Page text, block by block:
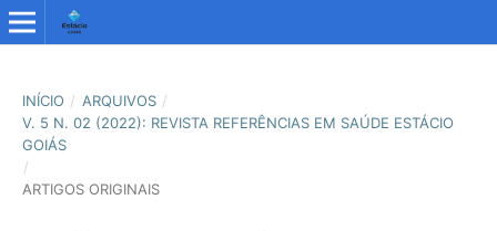
INÍCIO / ARQUIVOS /
V. 5 N. 02 (2022): REVISTA REFERÊNCIAS EM SAÚDE ESTÁCIO
GOIÁS
/
ARTIGOS ORIGINAIS